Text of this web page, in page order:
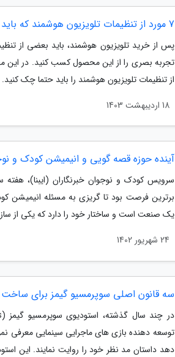
7 مورد از تنظیمات تلویزیون هوشمند که باید پس از خرید حتما آنالیز کنید
پس از خرید تلویزیون هوشمند، باید بعضی از
تجربه بصری را از این محصول کسب کنید. در
از تنظیمات تلویزیون هوشمند را باید حتما چک کنید.
18 اردیبهشت 1403
آینده حوزه قصه گویی و انیمیشن کودک و
سرویس کودک و نوجوان خبرنگاران (ایبنا)، هفته
برترین فرصت بود تا گریزی به مسئله انیمیشن
یک صنعت است و ساختار خود را دارد که یکی از
24 شهریور 1402
سه قانون اصلی سوپرمسیو گیمز برای
توسعه دهنده بازی های ماجرایی سینمایی معرفی
دهد داستان مد نظر خود را روایت نمایند. این